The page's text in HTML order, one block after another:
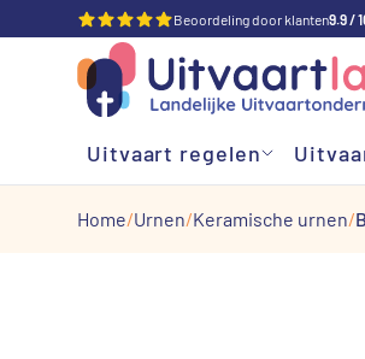
Beoordeling door klanten9.9 /
Uitvaart regelen
Home Urnen Keramische urnen